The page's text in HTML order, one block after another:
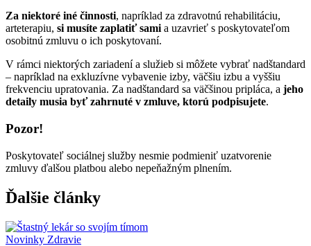
Za niektoré iné činnosti, napríklad za zdravotnú rehabilitáciu,
arteterapiu, si musíte zaplatiť sami a uzavrieť s poskytovateľom
osobitnú zmluvu o ich poskytovaní.
V rámci niektorých zariadení a služieb si môžete vybrať nadštandard
– napríklad na exkluzívne vybavenie izby, väčšiu izbu a vyššiu
frekvenciu upratovania. Za nadštandard sa väčšinou pripláca, a jeho
detaily musia byť zahrnuté v zmluve, ktorú podpisujete.
Pozor!
Poskytovateľ sociálnej služby nesmie podmieniť uzatvorenie
zmluvy ďalšou platbou alebo nepeňažným plnením.
Ďalšie články
Novinky Zdravie